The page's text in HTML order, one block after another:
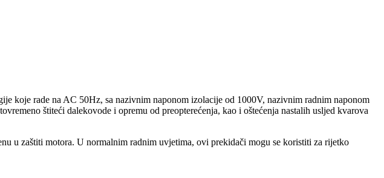
koje rade na AC 50Hz, sa nazivnim naponom izolacije od 1000V, nazivnim radnim naponom
štiteći dalekovode i opremu od preopterećenja, kao i oštećenja nastalih usljed kvarova
u zaštiti motora. U normalnim radnim uvjetima, ovi prekidači mogu se koristiti za rijetko